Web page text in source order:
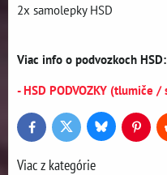
2x samolepky HSD
Viac info o podvozkoch HSD:
- HSD PODVOZKY (tlumiče
FacebookTwitter Bluesky
Viac z kategórie